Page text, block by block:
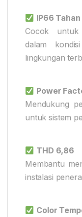
IP66
Cocok
dalam
lingkungan
Power
Mendukung
untuk sistem
THD 6,86
Membantu
instalasi
Color